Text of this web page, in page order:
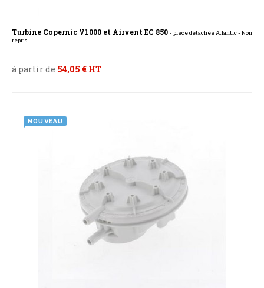
Turbine Copernic V1000 et Airvent EC 850 - pièce détachée Atlantic - Non
repris
à partir de 54,05 € HT
NOUVEAU